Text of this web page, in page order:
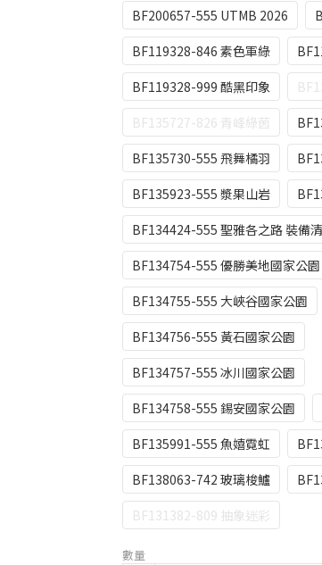
BF200657-555 UTMB 2026
BF119328-846 素色軍綠
BF119328-999 酷黑印象
BF135727-826 青峰綠茵
BF135730-555 飛舞橘羽
BF135923-555 漿果山岩
BF134424-555 聖雅各之路 裝備
BF134754-555 優勝美地國家公園
BF134755-555 大峽谷國家公園
BF134756-555 黃石國家公園
BF134757-555 冰川國家公園
BF134758-555 錫安國家公園
BF135991-555 魚嬉霓虹
BF138063-742 玻璃梭鱸
BF131382-809 抽象迷彩
數量